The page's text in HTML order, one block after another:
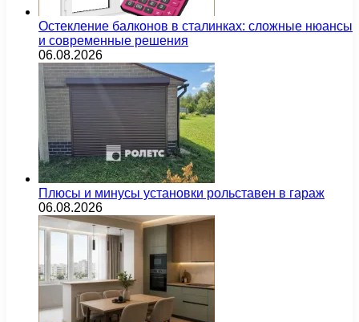
Остекление балконов в сталинках: сложные нюансы
и современные решения
06.08.2026
Плюсы и минусы установки рольставен в гараж
06.08.2026